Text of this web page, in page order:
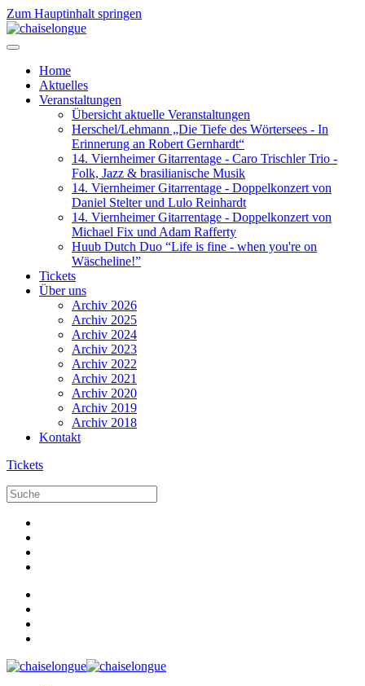
Zum Hauptinhalt springen
Home
Aktuelles
Veranstaltungen
Übersicht aktuelle Veranstaltungen
Herschel/Lehmann „Die Tiefe des Wörtersees - In
Erinnerung an Robert Gernhardt“
14. Viernheimer Gitarrentage - Caro Trischler Trio -
Folk, Jazz & brasilianische Musik
14. Viernheimer Gitarrentage - Doppelkonzert von
Daniel Stelter und Lulo Reinhardt
14. Viernheimer Gitarrentage - Doppelkonzert von
Michael Fix und Adam Rafferty
Huub Dutch Duo “Life is fine - when you're on
Wäscheline!”
Tickets
Über uns
Archiv 2026
Archiv 2025
Archiv 2024
Archiv 2023
Archiv 2022
Archiv 2021
Archiv 2020
Archiv 2019
Archiv 2018
Kontakt
Tickets